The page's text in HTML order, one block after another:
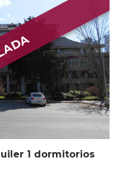
1 dormitorios